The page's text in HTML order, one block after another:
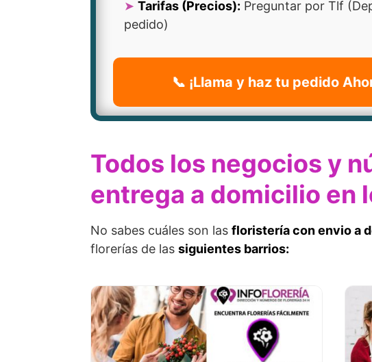
Tarifas (Precios): Preguntar por Tlf
pedido)
📞 ¡Llama y haz tu pedido
Todos los negocios y
entrega a domicilio en
No sabes cuáles son las floristería con envio a
florerías de las siguientes barrios: